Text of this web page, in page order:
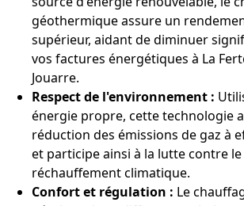
géothermique assure un
supérieur, aidant de diminuer
vos factures énergétiques à La
Jouarre.
Respect de l'environnement :
énergie propre, cette technologie
réduction des émissions de gaz à
et participe ainsi à la lutte contre le
réchauffement climatique.
Confort et régulation : Le